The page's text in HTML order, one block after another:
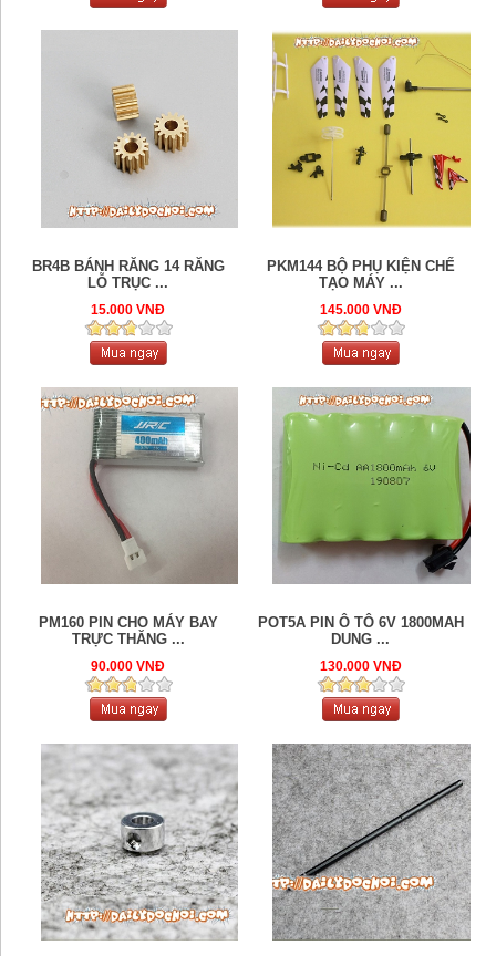
BR4B BÁNH RĂNG 14 RĂNG
LỖ TRỤC ...
15.000 VNĐ
PKM144 BỘ PHỤ KIỆN CHẾ
TẠO MÁY ...
145.000 VNĐ
PM160 PIN CHO MÁY BAY
TRỰC THĂNG ...
90.000 VNĐ
POT5A PIN Ô TÔ 6V 1800MAH
DUNG ...
130.000 VNĐ